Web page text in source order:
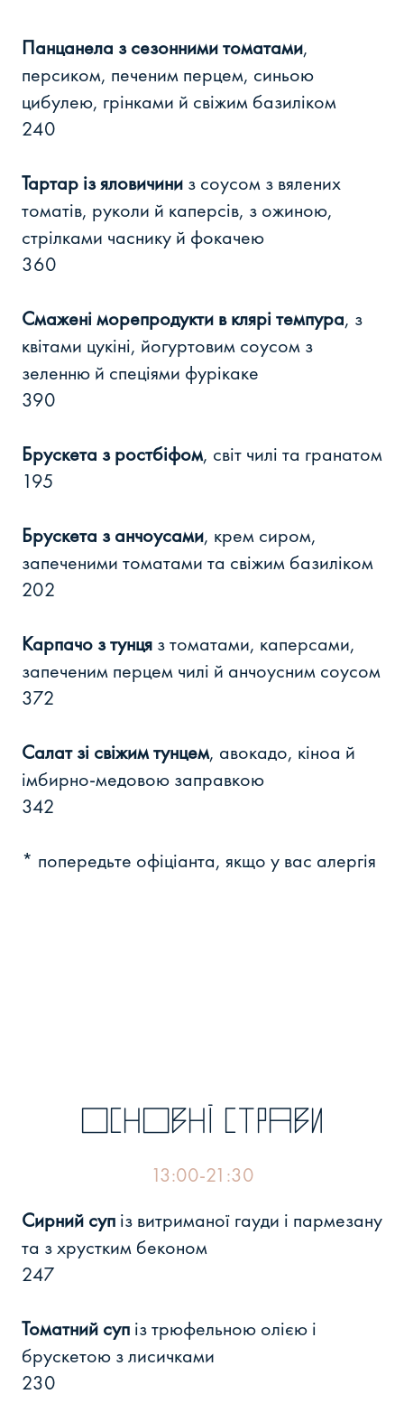
Панцанела з сезонними томатами,
персиком, печеним перцем, синьою
цибулею, грінками й свіжим базиліком
240
Тартар із яловичини з соусом з вялених
томатів, руколи й каперсів, з ожиною,
стрілками часнику й фокачею
360
Смажені морепродукти в клярі темпура, з
квітами цукіні, йогуртовим соусом з
зеленню й спеціями фурікаке
390
Брускета з ростбіфом, світ чилі та гранатом
195
Брускета з анчоусами, крем сиром,
запеченими томатами та свіжим базиліком
202
Карпачо з тунця з томатами, каперсами,
запеченим перцем чилі й анчоусним соусом
372
Салат зі свіжим тунцем, авокадо, кіноа й
імбирно-медовою заправкою
342
* попередьте офіціанта, якщо у вас алергія
Основні страви
13:00-21:30
Сирний суп із витриманої гауди і пармезану
та з хрустким беконом
247
Томатний суп із трюфельною олією і
брускетою з лисичками
230